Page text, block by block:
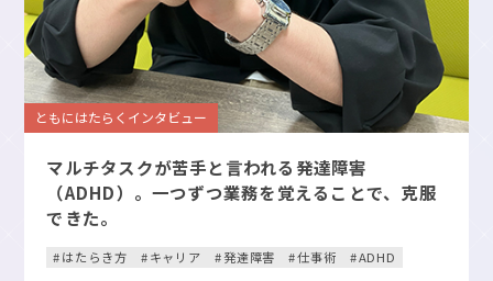
ともにはたらくインタビュー
マルチタスクが苦手と言われる発達障害
（ADHD）。一つずつ業務を覚えることで、克服
できた。
はたらき方 キャリア 発達障害 仕事術 ADHD